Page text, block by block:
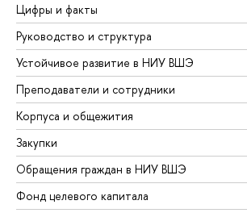
Цифры и факты
Руководство и структура
Устойчивое развитие в НИУ ВШЭ
Преподаватели и сотрудники
Корпуса и общежития
Закупки
Обращения граждан в НИУ ВШЭ
Фонд целевого капитала